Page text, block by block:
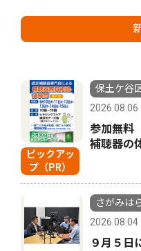
ピックアッ
プ（PR）
保土ケ谷
2026.08.06
参加無
補聴器の
さがみは
2026.08.04
９月５日